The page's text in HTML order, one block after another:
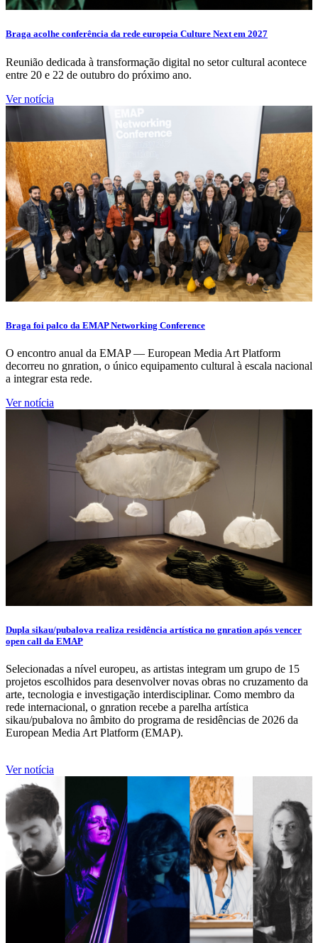
Braga acolhe conferência da rede europeia Culture Next em 2027
Reunião dedicada à transformação digital no setor cultural acontece
entre 20 e 22 de outubro do próximo ano.
Ver notícia
Braga foi palco da EMAP Networking Conference
O encontro anual da EMAP — European Media Art Platform
decorreu no gnration, o único equipamento cultural à escala nacional
a integrar esta rede.
Ver notícia
Dupla sikau/pubalova realiza residência artística no gnration após vencer
open call da EMAP
Selecionadas a nível europeu, as artistas integram um grupo de 15
projetos escolhidos para desenvolver novas obras no cruzamento da
arte, tecnologia e investigação interdisciplinar. Como membro da
rede internacional, o gnration recebe a parelha artística
sikau/pubalova no âmbito do programa de residências de 2026 da
European Media Art Platform (EMAP).
Ver notícia